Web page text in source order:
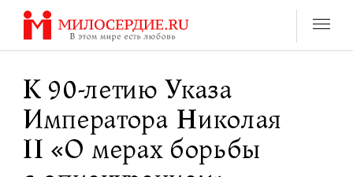
Перейти
содержанию
К 90-летию Указа
Императора Николая
II «О мерах борьбы